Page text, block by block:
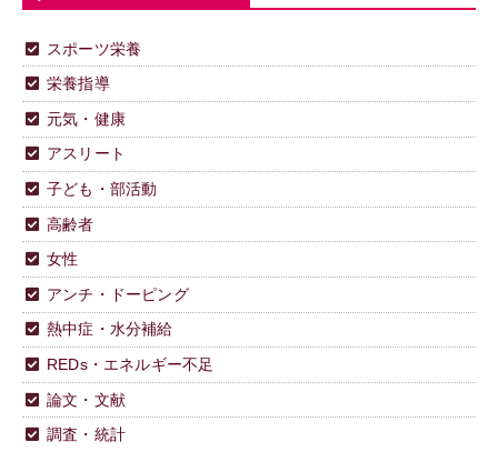
スポーツ栄養
栄養指導
元気・健康
アスリート
子ども・部活動
高齢者
女性
アンチ・ドーピング
熱中症・水分補給
REDs・エネルギー不足
論文・文献
調査・統計